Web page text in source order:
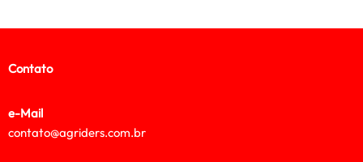
Contato
e-Mail
contato@agriders.com.br